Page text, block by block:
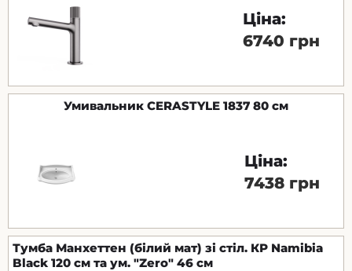
Ціна:
6740 грн
Умивальник CERASTYLE 1837 80 см
Ціна:
7438 грн
Тумба Манхеттен (білий мат) зі стіл. КР Namibia
Black 120 см та ум. "Zero" 46 см